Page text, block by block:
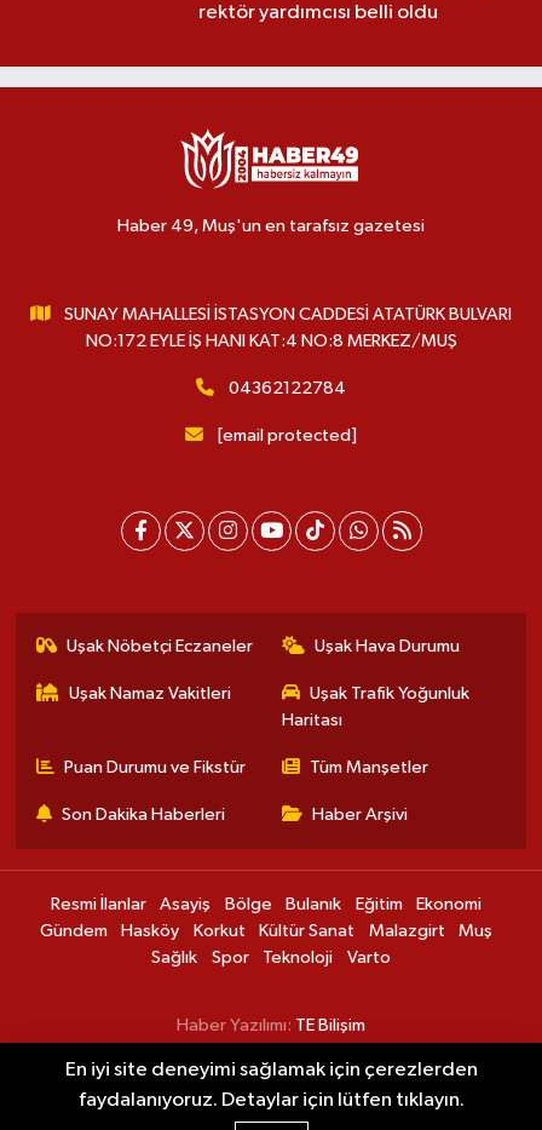
rektör yardımcısı belli oldu
Haber 49, Muş'un en tarafsız gazetesi
SUNAY MAHALLESİ İSTASYON CADDESİ ATATÜRK BULVARI
NO:172 EYLE İŞ HANI KAT:4 NO:8 MERKEZ/MUŞ
04362122784
[email protected]
Uşak Nöbetçi Eczaneler Uşak Hava Durumu
Uşak Namaz Vakitleri
Uşak Trafik Yoğunluk
Haritası
Puan Durumu ve Fikstür Tüm Manşetler
Son Dakika Haberleri Haber Arşivi
Resmi İlanlar Asayiş Bölge Bulanık Eğitim
Ekonomi
Gündem
Hasköy Korkut Kültür Sanat Malazgirt
Muş
Sağlık
Spor Teknoloji Varto
Haber Yazılımı: TE Bilişim
En iyi site deneyimi sağlamak için çerezlerden
faydalanıyoruz. Detaylar için lütfen tıklayın.
Batman’da seyir halindeki otomobil alev